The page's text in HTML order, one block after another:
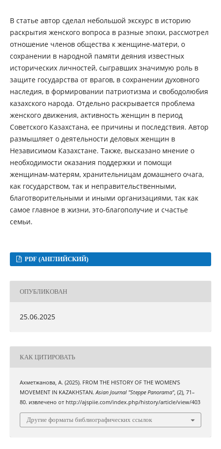
В статье автор сделал небольшой экскурс в историю
раскрытия женского вопроса в разные эпохи, рассмотрел
отношение членов общества к женщине-матери, о
сохранении в народной памяти деяния известных
исторических личностей, сыгравших значимую роль в
защите государства от врагов, в сохранении духовного
наследия, в формировании патриотизма и свободолюбия
казахского народа. Отдельно раскрывается проблема
женского движения, активность женщин в период
Советского Казахстана, ее причины и последствия. Автор
размышляет о деятельности деловых женщин в
Независимом Казахстане. Также, высказано мнение о
необходимости оказания поддержки и помощи
женщинам-матерям, хранительницам домашнего очага,
как государством, так и неправительственными,
благотворительными и иными организациями, так как
самое главное в жизни, это-благополучие и счастье
семьи.
PDF (АНГЛИЙСКИЙ)
ОПУБЛИКОВАН
25.06.2025
КАК ЦИТИРОВАТЬ
Ахметжанова, А. (2025). FROM THE HISTORY OF THE WOMEN’S
MOVEMENT IN KAZAKHSTAN.Asian Journal "Steppe Panorama", (2), 71–
80. извлечено от http://ajspiie.com/index.php/history/article/view/403
Другие форматы библиографических ссылок